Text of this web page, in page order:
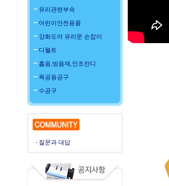
유리관련부속
어린이안전용품
강화도어 유리문 손잡이
디월트
흡음,방음재,인조잔디
목공용공구
수공구
질문과 대답